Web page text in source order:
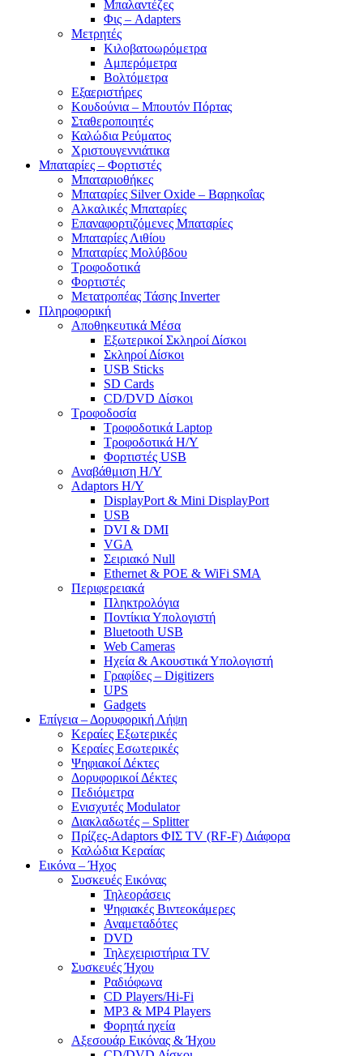
Μπαλαντέζες
Φις – Adapters
Μετρητές
Κιλοβατοωρόμετρα
Αμπερόμετρα
Βολτόμετρα
Εξαεριστήρες
Κουδούνια – Μπουτόν Πόρτας
Σταθεροποιητές
Καλώδια Ρεύματος
Χριστουγεννιάτικα
Μπαταρίες – Φορτιστές
Μπαταριοθήκες
Μπαταρίες Silver Oxide – Βαρηκοΐας
Αλκαλικές Μπαταρίες
Επαναφορτιζόμενες Μπαταρίες
Μπαταρίες Λιθίου
Μπαταρίες Μολύβδου
Τροφοδοτικά
Φορτιστές
Μετατροπέας Τάσης Inverter
Πληροφορική
Αποθηκευτικά Μέσα
Εξωτερικοί Σκληροί Δίσκοι
Σκληροί Δίσκοι
USB Sticks
SD Cards
CD/DVD Δίσκοι
Τροφοδοσία
Τροφοδοτικά Laptop
Τροφοδοτικά Η/Υ
Φορτιστές USB
Αναβάθμιση Η/Υ
Adaptors Η/Υ
DisplayPort & Mini DisplayPort
USB
DVI & DMI
VGA
Σειριακό Null
Ethernet & POE & WiFi SMA
Περιφερειακά
Πληκτρολόγια
Ποντίκια Υπολογιστή
Bluetooth USB
Web Cameras
Ηχεία & Ακουστικά Υπολογιστή
Γραφίδες – Digitizers
UPS
Gadgets
Επίγεια – Δορυφορική Λήψη
Κεραίες Εξωτερικές
Κεραίες Εσωτερικές
Ψηφιακοί Δέκτες
Δορυφορικοί Δέκτες
Πεδιόμετρα
Ενισχυτές Modulator
Διακλαδωτές – Splitter
Πρίζες-Adaptors ΦΙΣ TV (RF-F) Διάφορα
Καλώδια Κεραίας
Εικόνα – Ήχος
Συσκευές Εικόνας
Τηλεοράσεις
Ψηφιακές Βιντεοκάμερες
Αναμεταδότες
DVD
Τηλεχειριστήρια TV
Συσκευές Ήχου
Ραδιόφωνα
CD Players/Hi-Fi
MP3 & MP4 Players
Φορητά ηχεία
Αξεσουάρ Εικόνας & Ήχου